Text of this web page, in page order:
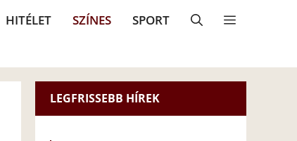
HITÉLET SZÍNES SPORT
LEGFRISSEBB HÍREK